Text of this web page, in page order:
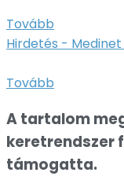
Tovább
Hirdetés -
Tovább
A tartalom
keretrendszer
támogatta.